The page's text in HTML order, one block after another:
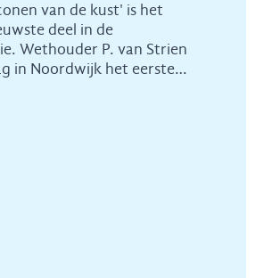
van de kust' is het
deel in de
Wethouder P. van Strien
in Noordwijk het eerste